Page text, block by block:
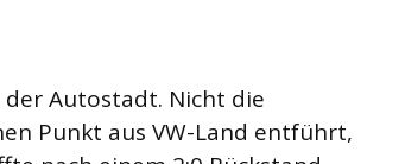
Autostadt. Nicht die
Punkt aus VW-Land entführt,